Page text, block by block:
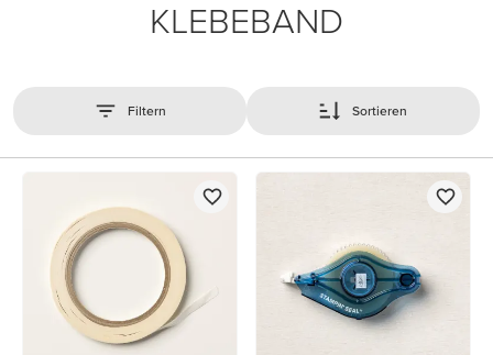
KLEBEBAND
Filtern Sortieren